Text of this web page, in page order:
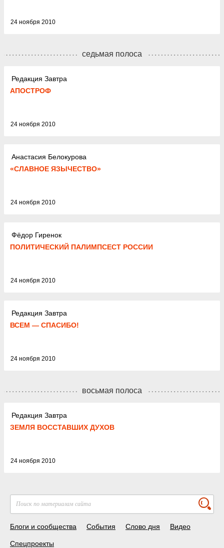
24 ноября 2010
седьмая полоса
Редакция Завтра
АПОСТРОФ
24 ноября 2010
Анастасия Белокурова
«СЛАВНОЕ ЯЗЫЧЕСТВО»
24 ноября 2010
Фёдор Гиренок
ПОЛИТИЧЕСКИЙ ПАЛИМПСЕСТ РОССИИ
24 ноября 2010
Редакция Завтра
ВСЕМ — СПАСИБО!
24 ноября 2010
восьмая полоса
Редакция Завтра
ЗЕМЛЯ ВОССТАВШИХ ДУХОВ
24 ноября 2010
Блоги и сообщества События Слово дня Видео
Спецпроекты